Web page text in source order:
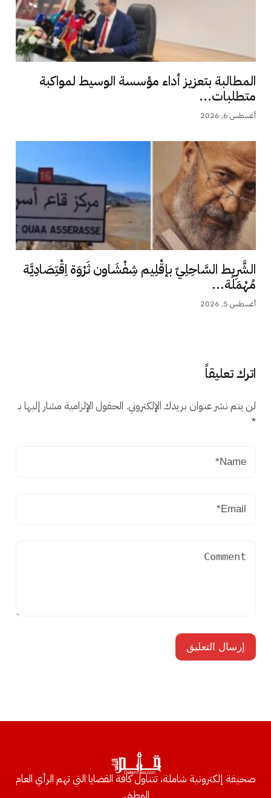
المطالبة بتعزيز أداء مؤسسة الوسيط لمواكبة
متطلبات...
أغسطس 6, 2026
الشَّرِيط السَّاحِلِيّ بإقْلِيم شِفْشَاون ثَرْوَة اِقْتِصَادِيَّة
مُهْمَلَة...
أغسطس 5, 2026
اترك تعليقاً
لن يتم نشر عنوان بريدك الإلكتروني. الحقول الإلزامية مشار إليها بـ
*
صحيفة إلكترونية شاملة، تتناول كافة القضايا التي تهم الرأي العام